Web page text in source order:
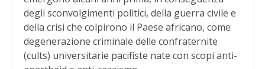
degli sconvolgimenti politici, della guerra civile e
della crisi che colpirono il Paese africano, come
degenerazione criminale delle confraternite
(cults) universitarie pacifiste nate con scopi anti-